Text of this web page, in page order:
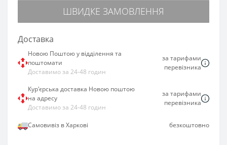
ШВИДКЕ ЗАМОВЛЕННЯ
Доставка
Новою Поштою у відділення та
поштомати
Доставимо за 24-48 годин
за тарифами
перевізника
Кур'єрська доставка Новою поштою
на адресу
Доставимо за 24-48 годин
за тарифами
перевізника
Самовивіз в Харкові безкоштовно